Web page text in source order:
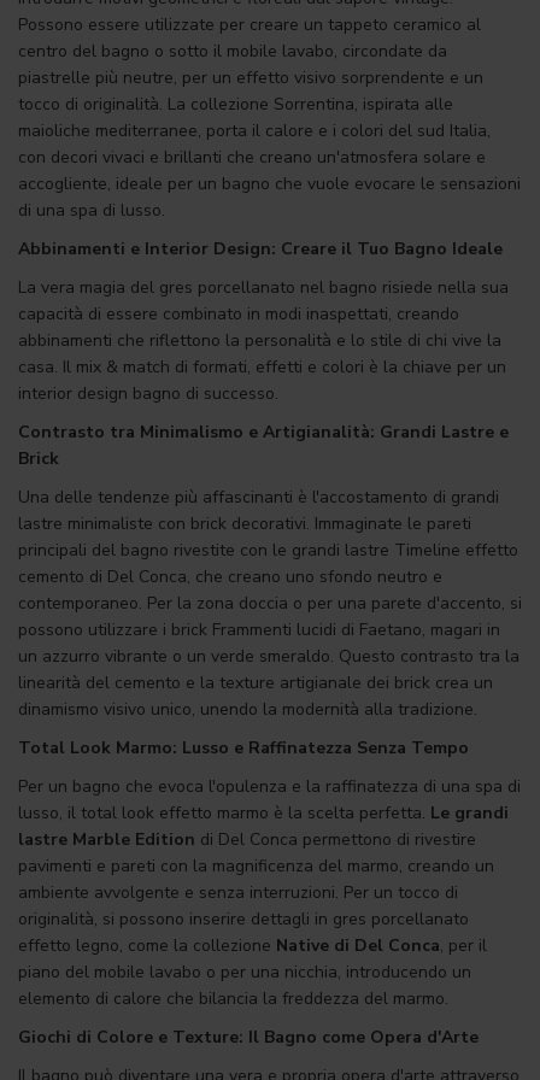
Possono essere utilizzate per creare un tappeto ceramico al
centro del bagno o sotto il mobile lavabo, circondate da
piastrelle più neutre, per un effetto visivo sorprendente e un
tocco di originalità. La collezione Sorrentina, ispirata alle
maioliche mediterranee, porta il calore e i colori del sud Italia,
con decori vivaci e brillanti che creano un'atmosfera solare e
accogliente, ideale per un bagno che vuole evocare le sensazioni
di una spa di lusso.
Abbinamenti e Interior Design: Creare il Tuo Bagno Ideale
La vera magia del gres porcellanato nel bagno risiede nella sua
capacità di essere combinato in modi inaspettati, creando
abbinamenti che riflettono la personalità e lo stile di chi vive la
casa. Il mix & match di formati, effetti e colori è la chiave per un
interior design bagno di successo.
Contrasto tra Minimalismo e Artigianalità: Grandi Lastre e
Brick
Una delle tendenze più affascinanti è l'accostamento di grandi
lastre minimaliste con brick decorativi. Immaginate le pareti
principali del bagno rivestite con le grandi lastre Timeline effetto
cemento di Del Conca, che creano uno sfondo neutro e
contemporaneo. Per la zona doccia o per una parete d'accento, si
possono utilizzare i brick Frammenti lucidi di Faetano, magari in
un azzurro vibrante o un verde smeraldo. Questo contrasto tra la
linearità del cemento e la texture artigianale dei brick crea un
dinamismo visivo unico, unendo la modernità alla tradizione.
Total Look Marmo: Lusso e Raffinatezza Senza Tempo
Per un bagno che evoca l'opulenza e la raffinatezza di una spa di
lusso, il total look effetto marmo è la scelta perfetta. Le grandi
lastre Marble Edition di Del Conca permettono di rivestire
pavimenti e pareti con la magnificenza del marmo, creando un
ambiente avvolgente e senza interruzioni. Per un tocco di
originalità, si possono inserire dettagli in gres porcellanato
effetto legno, come la collezione Native di Del Conca, per il
piano del mobile lavabo o per una nicchia, introducendo un
elemento di calore che bilancia la freddezza del marmo.
Giochi di Colore e Texture: Il Bagno come Opera d'Arte